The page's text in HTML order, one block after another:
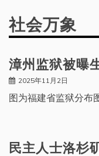
社会万象
漳州监狱被曝
2025年11月2日
图为福建省监狱分布
民主人士洛杉